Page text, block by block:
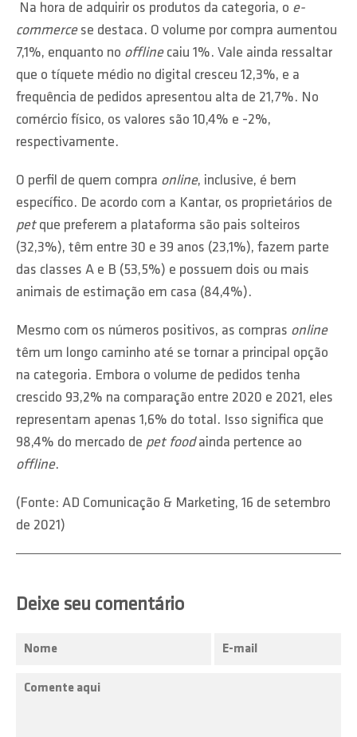
Na hora de adquirir os produtos da categoria, o e-
commercese destaca. O volume por compra aumentou
7,1%, enquanto no offlinecaiu 1%. Vale ainda ressaltar
que o tíquete médio no digital cresceu 12,3%, e a
frequência de pedidos apresentou alta de 21,7%. No
comércio físico, os valores são 10,4% e -2%,
respectivamente.
O perfil de quem compra online, inclusive, é bem
específico. De acordo com a Kantar, os proprietários de
petque preferem a plataforma são pais solteiros
(32,3%), têm entre 30 e 39 anos (23,1%), fazem parte
das classes A e B (53,5%) e possuem dois ou mais
animais de estimação em casa (84,4%).
Mesmo com os números positivos, as compras online
têm um longo caminho até se tornar a principal opção
na categoria. Embora o volume de pedidos tenha
crescido 93,2% na comparação entre 2020 e 2021, eles
representam apenas 1,6% do total. Isso significa que
98,4% do mercado de pet foodainda pertence ao
offline.
(Fonte: AD Comunicação & Marketing, 16 de setembro
de 2021)
Deixe seu comentário